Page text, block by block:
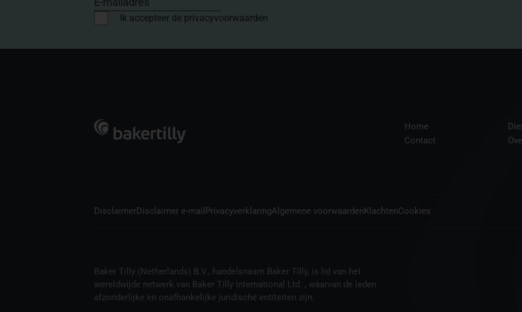
Ik accepteer de privacyvoorwaarden
Home
Contact
DisclaimerDisclaimer e-mail PrivacyverklaringAlgemene voorwaardenKlachtenCookies
Baker Tilly (Netherlands) B.V., handelsnaam Baker Tilly, is lid van het
wereldwijde netwerk van Baker Tilly International Ltd. , waarvan de leden
afzonderlijke en onafhankelijke juridische entiteiten zijn.